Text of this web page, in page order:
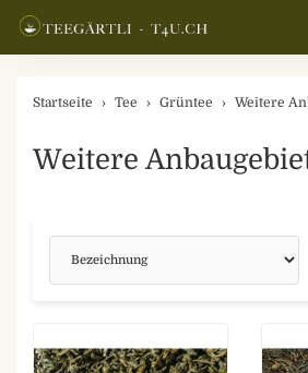
Startseite Tee Grüntee Weitere
Weitere